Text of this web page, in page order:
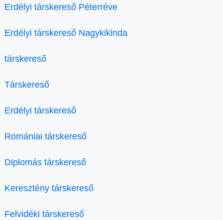
Erdélyi társkereső Péterréve
Erdélyi társkereső Nagykikinda
társkereső
Társkereső
Erdélyi társkereső
Romániai társkereső
Diplomás társkereső
Keresztény társkereső
Felvidéki társkereső